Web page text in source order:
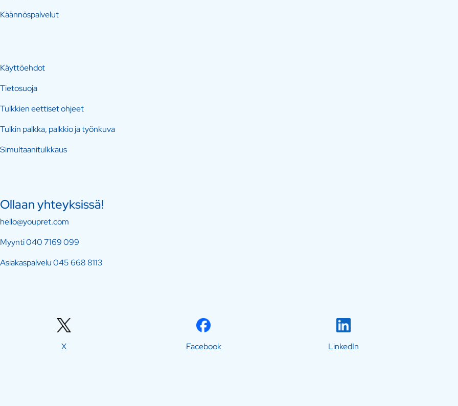
Käännöspalvelut
Käyttöehdot
Tietosuoja
Tulkkien eettiset ohjeet
Tulkin palkka, palkkio ja työnkuva
Simultaanitulkkaus
Ollaan yhteyksissä!
hello@youpret.com
Myynti040 7169 099
Asiakaspalvelu045 668 8113
X Facebook LinkedIn